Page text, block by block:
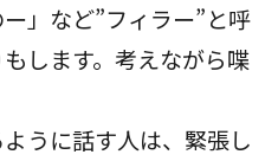
」など”フィラー”と呼
します。考えながら喋
うに話す人は、緊張し